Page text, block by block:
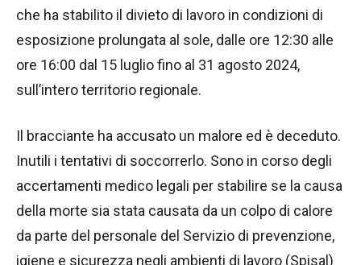
che ha stabilito il divieto di lavoro in condizioni di
esposizione prolungata al sole, dalle ore 12:30 alle
ore 16:00 dal 15 luglio fino al 31 agosto 2024,
sull’intero territorio regionale.
Il bracciante ha accusato un malore ed è deceduto.
Inutili i tentativi di soccorrerlo. Sono in corso degli
accertamenti medico legali per stabilire se la causa
della morte sia stata causata da un colpo di calore
da parte del personale del Servizio di prevenzione,
igiene e sicurezza negli ambienti di lavoro (Spisal)